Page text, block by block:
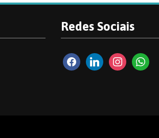
Redes Sociais
facebook2linkedininstagramwhatsapp